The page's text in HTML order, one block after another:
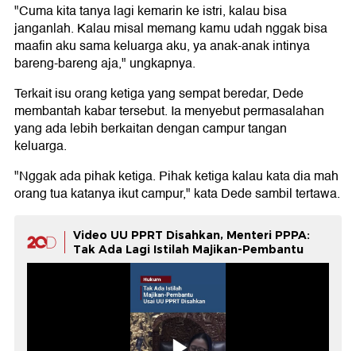
"Cuma kita tanya lagi kemarin ke istri, kalau bisa
janganlah. Kalau misal memang kamu udah nggak bisa
maafin aku sama keluarga aku, ya anak-anak intinya
bareng-bareng aja," ungkapnya.
Terkait isu orang ketiga yang sempat beredar, Dede
membantah kabar tersebut. Ia menyebut permasalahan
yang ada lebih berkaitan dengan campur tangan
keluarga.
"Nggak ada pihak ketiga. Pihak ketiga kalau kata dia mah
orang tua katanya ikut campur," kata Dede sambil tertawa.
Video UU PPRT Disahkan, Menteri PPPA:
Tak Ada Lagi Istilah Majikan-Pembantu